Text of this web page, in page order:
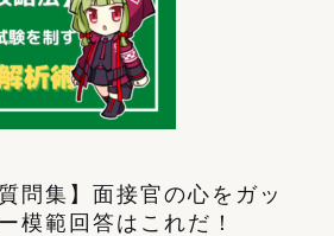
問集】面接官の心をガッ
模範回答はこれだ！